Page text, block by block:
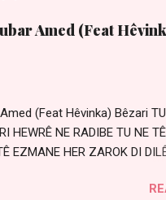
Amed (Feat
(Feat Hêvinka) Bêzari
HEWRÊ NE RADIBE TU NE
EZMANE HER ZAROK DI
yel gibi Eser yar içimden Bir